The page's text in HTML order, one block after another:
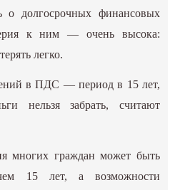
о долгосрочных финансовых
к ним — очень высока:
легко.
в ПДС — период в 15 лет,
нельзя забрать, считают
многих граждан может быть
15 лет, а возможности